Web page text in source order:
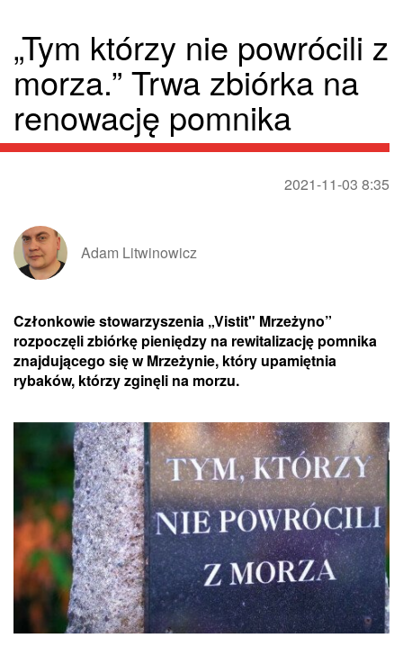
„Tym którzy nie powrócili z
morza.” Trwa zbiórka na
renowację pomnika
2021-11-03 8:35
Adam Litwinowicz
Członkowie stowarzyszenia „Vistit" Mrzeżyno”
rozpoczęli zbiórkę pieniędzy na rewitalizację pomnika
znajdującego się w Mrzeżynie, który upamiętnia
rybaków, którzy zginęli na morzu.